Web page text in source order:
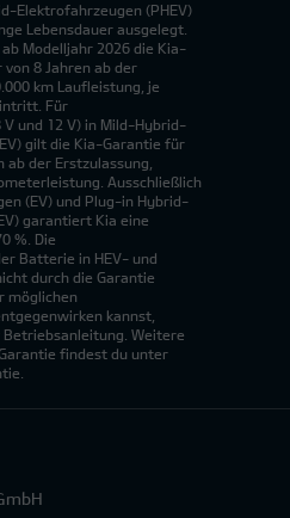
Elektrofahrzeugen (PHEV)
Lebensdauer ausgelegt.
Modelljahr 2026 die Kia-
8 Jahren ab der
km Laufleistung, je
Für
und 12 V) in Mild-Hybrid-
gilt die Kia-Garantie für
ab der Erstzulassung,
Ausschließlich
(EV) und Plug-in Hybrid-
garantiert Kia eine
%. Die
Batterie in HEV- und
durch die Garantie
möglichen
kannst,
Weitere
findest du unter